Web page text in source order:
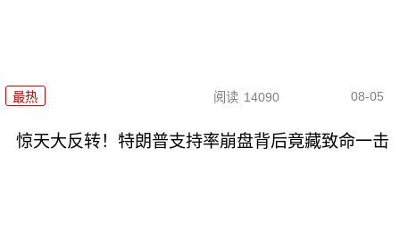
最热 阅读 14090 08-05
惊天大反转！特朗普支持率崩盘背后竟藏致命一击